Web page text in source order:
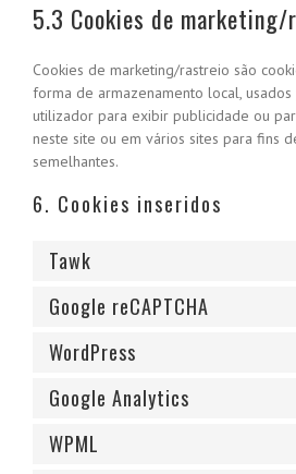
5.3 Cookies de
Cookies de marketing/rastreio são
forma de armazenamento local,
utilizador para exibir publicidade ou
neste site ou em vários sites para fins
semelhantes.
6. Cookies inseridos
Tawk
Google reCAPTCHA
WordPress
Google Analytics
WPML